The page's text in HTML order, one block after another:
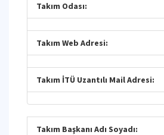
Takım Odası:
Takım Web Adresi:
Takım İTÜ Uzantılı Mail Adresi:
Takım Başkanı Adı Soyadı: